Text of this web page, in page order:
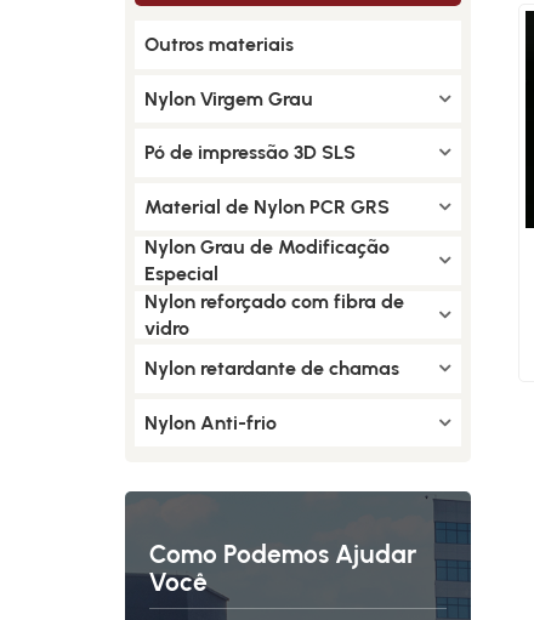
Outros materiais
Nylon Virgem Grau
Pó de impressão 3D SLS
Material de Nylon PCR GRS
Nylon Grau de Modificação
Especial
Nylon reforçado com fibra de
vidro
Nylon retardante de chamas
Nylon Anti-frio
Como Podemos Ajudar
Você